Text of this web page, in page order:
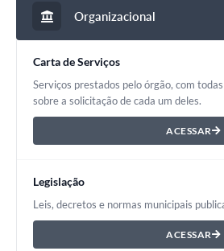
Organizacional
Carta de Serviços
Serviços prestados pelo órgão, com
sobre a solicitação de cada um deles.
ACESSAR
Legislação
Leis, decretos e normas municipais
ACESSAR